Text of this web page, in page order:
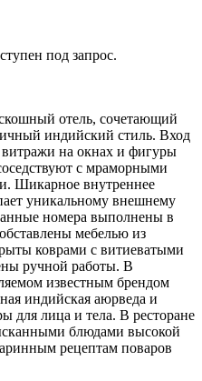
под запрос.
отель, сочетающий
индийский стиль. Вход
витражи на окнах и фигуры
с мраморными
Шикарное внутреннее
уникальному внешнему
номера выполнены в
мебелью из
коврами с витиеватыми
ручной работы. В
известным брендом
индийская аюрведа и
для лица и тела. В ресторане
блюдами высокой
рецептам поваров